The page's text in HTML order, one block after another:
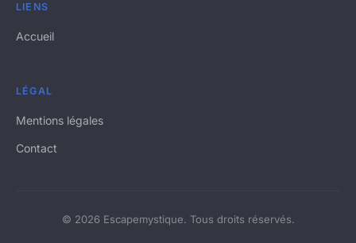
LIENS
Accueil
LÉGAL
Mentions légales
Contact
© 2026 Escapemystique. Tous droits réservés.